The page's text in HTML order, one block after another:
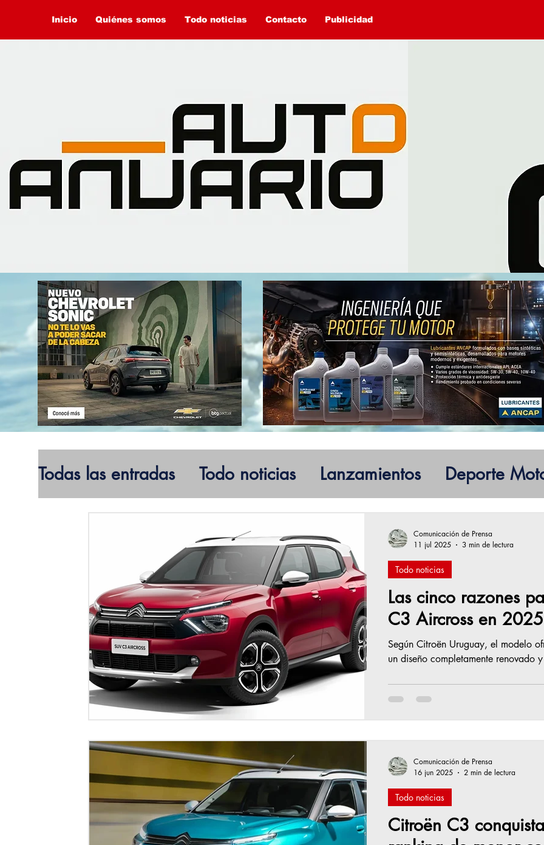
Inicio Quiénes somos Todo noticias Contacto Publicidad
Todas las entradas Todo noticias Lanzamientos Deporte
Las cinco razones
C3 Aircross en 2025
Según Citroën Uruguay, el modelo
un diseño completamente renovado
Todo noticias
Comunicación de Prensa
11 jul 2025
3 min de lectura
Citroën C3
Todo noticias
Comunicación de Prensa
16 jun 2025
2 min de lectura